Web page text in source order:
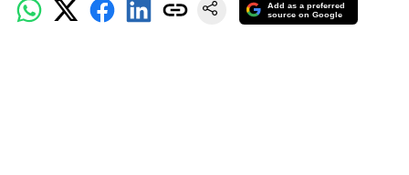
Add as a preferred
source on Google